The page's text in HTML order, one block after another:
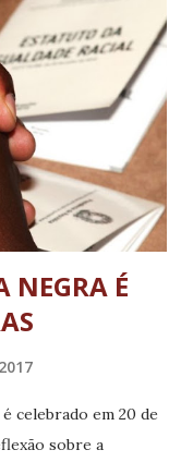
diligências e
E para garantir a
e atender às
vereadores
foram aprovadas e
emendado foi
NEGRA É
celebrado em 20 de
sobre a